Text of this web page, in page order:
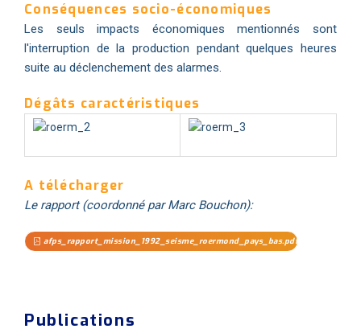
Conséquences socio-économiques
Les seuls impacts économiques mentionnés sont
l'interruption de la production pendant quelques heures
suite au déclenchement des alarmes.
Dégâts caractéristiques
A télécharger
Le rapport (coordonné par Marc Bouchon):
afps_rapport_mission_1992_seisme_roermond_pays_bas.pdf
Publications